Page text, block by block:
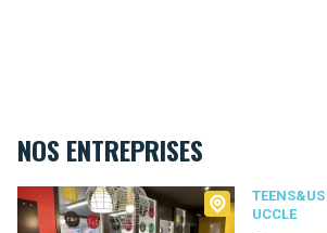
NOS ENTREPRISES
UCCLE
Teens&Us language school Uccle